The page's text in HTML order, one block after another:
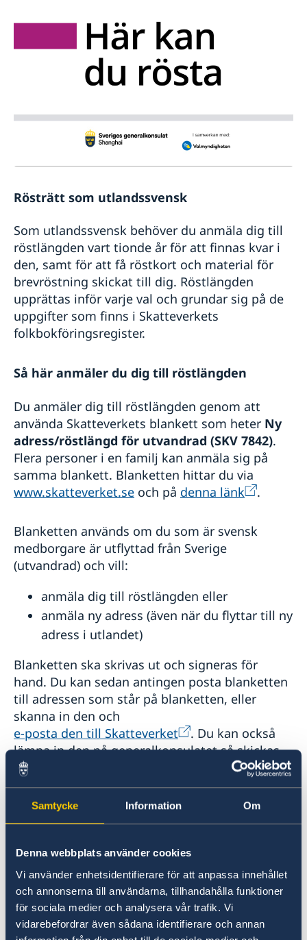
Samtycke Information Om
Denna webbplats använder cookies
Vi använder enhetsidentifierare för att anpassa innehållet
och annonserna till användarna, tillhandahålla funktioner
för sociala medier och analysera vår trafik. Vi
vidarebefordrar även sådana identifierare och annan
Rösträtt som utlandssvensk
Som utlandssvensk behöver du anmäla dig till
röstlängden vart tionde år för att finnas kvar i
den, samt för att få röstkort och material för
brevröstning skickat till dig. Röstlängden
upprättas inför varje val och grundar sig på de
uppgifter som finns i Skatteverkets
folkbokföringsregister.
Så här anmäler du dig till röstlängden
Du anmäler dig till röstlängden genom att
använda Skatteverkets blankett som heter Ny
adress/röstlängd för utvandrad (SKV 7842).
Flera personer i en familj kan anmäla sig på
samma blankett. Blanketten hittar du via
www.skatteverket.se och på denna länk .
Blanketten används om du som är svensk
medborgare är utflyttad från Sverige
(utvandrad) och vill:
anmäla dig till röstlängden eller
anmäla ny adress (även när du flyttar till ny
adress i utlandet)
Blanketten ska skrivas ut och signeras för
hand. Du kan sedan antingen posta blanketten
till adressen som står på blanketten, eller
skanna in den och
e-posta den till Skatteverket
. Du kan också
lämna in den på generalkonsulatet så skickas
den till Skatteverket.
En ny tioårsperiod startar om du anmäler ny
adress i utlandet eller anmäler att du vill vara
måste ha varit folkbokförd i Sverige för att
kunna anmäla dig till röstlängden. Anmäl dig i
god tid inför EU-valet, utlandsröstkorten
skickas ut i april.